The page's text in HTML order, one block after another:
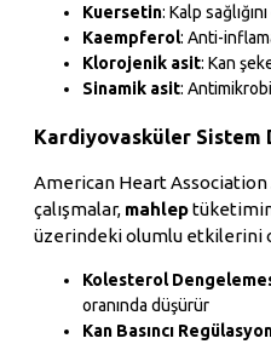
Kuersetin: Kalp
Kaempferol: Anti-
Klorojenik asit: Kan
Sinamik asit:
Kardiyovasküler Sistem
American Heart Association
çalışmalar, mahlep
üzerindeki olumlu etkilerini
Kolesterol
oranında düşürür
Kan Basıncı